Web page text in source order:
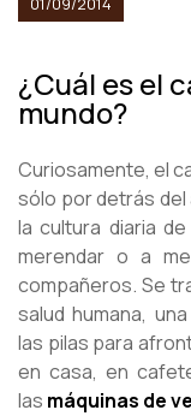
¿Cuál es el
mundo?
Curiosamente, el
sólo por detrás del
la cultura diaria
merendar o a
compañeros. Se
salud humana,
las pilas para
en casa, en
las máquinas de